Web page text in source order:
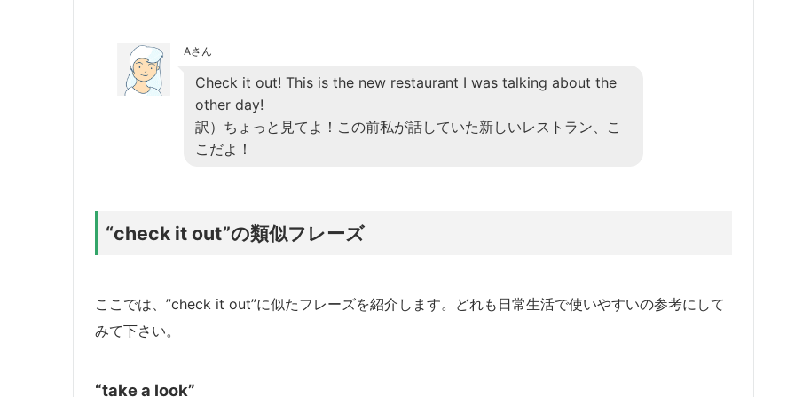
Aさん
Check it out! This is the new restaurant I was talking about the
other day!
訳）ちょっと見てよ！この前私が話していた新しいレストラン、こ
こだよ！
“check it out”の類似フレーズ
ここでは、”check it out”に似たフレーズを紹介します。どれも日常生活で使いやすいの参考にして
みて下さい。
“take a look”